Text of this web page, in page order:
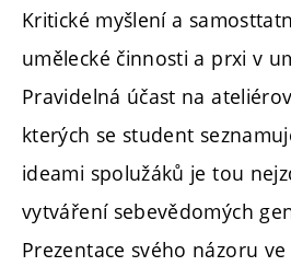
Kritické myšlení a
umělecké činnosti a prxi v
Pravidelná účast na
kterých se student
ideami spolužáků je tou
vytváření sebevědomých
Prezentace svého názoru